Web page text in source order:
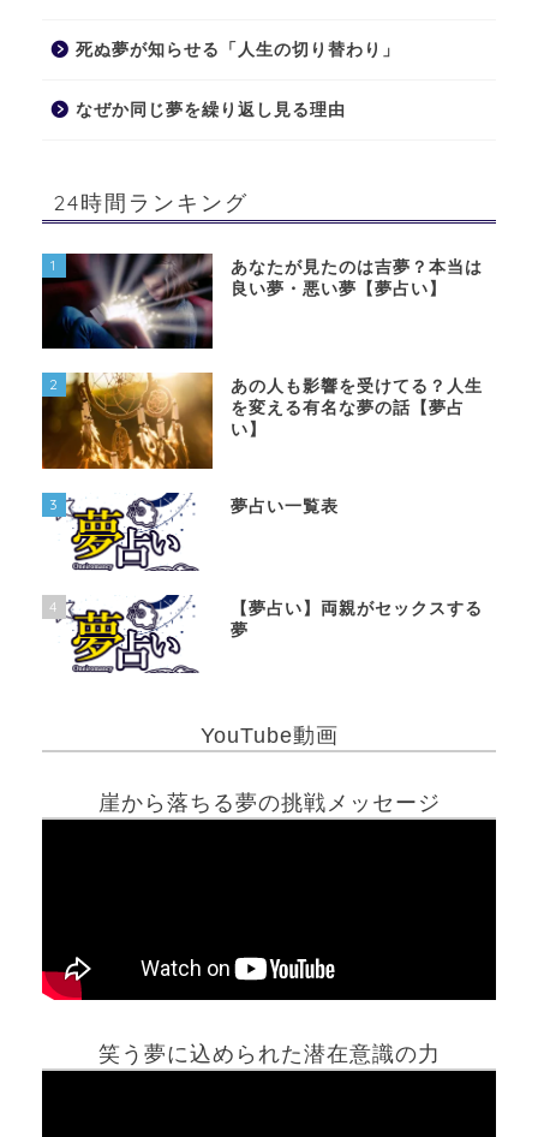
死ぬ夢が知らせる「人生の切り替わり」
なぜか同じ夢を繰り返し見る理由
24時間ランキング
1
あなたが見たのは吉夢？本当は
良い夢・悪い夢【夢占い】
2
あの人も影響を受けてる？人生
を変える有名な夢の話【夢占
い】
3 夢占い一覧表
4
【夢占い】両親がセックスする
夢
YouTube動画
崖から落ちる夢の挑戦メッセージ
笑う夢に込められた潜在意識の力